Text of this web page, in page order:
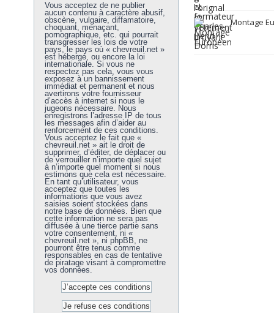
Vous acceptez de ne publier
aucun contenu à caractère abusif,
obscène, vulgaire, diffamatoire,
choquant, menaçant,
pornographique, etc. qui pourrait
transgresser les lois de votre
pays, le pays où « chevreuil.net »
est hébergé, ou encore la loi
internationale. Si vous ne
respectez pas cela, vous vous
exposez à un bannissement
immédiat et permanent et nous
avertirons votre fournisseur
d’accès à internet si nous le
jugeons nécessaire. Nous
enregistrons l’adresse IP de tous
les messages afin d’aider au
renforcement de ces conditions.
Vous acceptez le fait que «
chevreuil.net » ait le droit de
supprimer, d’éditer, de déplacer ou
de verrouiller n’importe quel sujet
à n’importe quel moment si nous
estimons que cela est nécessaire.
En tant qu’utilisateur, vous
acceptez que toutes les
informations que vous avez
saisies soient stockées dans
notre base de données. Bien que
cette information ne sera pas
diffusée à une tierce partie sans
votre consentement, ni «
chevreuil.net », ni phpBB, ne
pourront être tenus comme
responsables en cas de tentative
de piratage visant à compromettre
vos données.
Montage